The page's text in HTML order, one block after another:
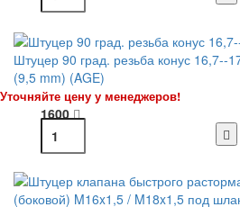
Штуцер 90 град. резьба конус 16,7--
(9,5 mm) (AGE)
Уточняйте цену у менеджеров!
1600